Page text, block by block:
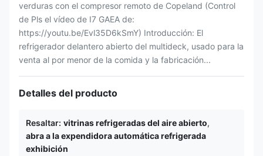
verduras con el compresor remoto de Copeland (Control
de Pls el vídeo de I7 GAEA de:
https://youtu.be/Evl35D6kSmY) Introducción: El
refrigerador delantero abierto del multideck, usado para la
venta al por menor de la comida y la fabricación...
Detalles del producto
Resaltar: vitrinas refrigeradas del aire abierto,
abra a la expendidora automática refrigerada
exhibición